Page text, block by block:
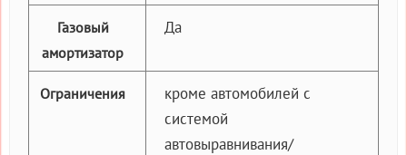
Газовый
амортизатор
Да
Ограничения
кроме автомобилей с
системой
автовыравнивания/